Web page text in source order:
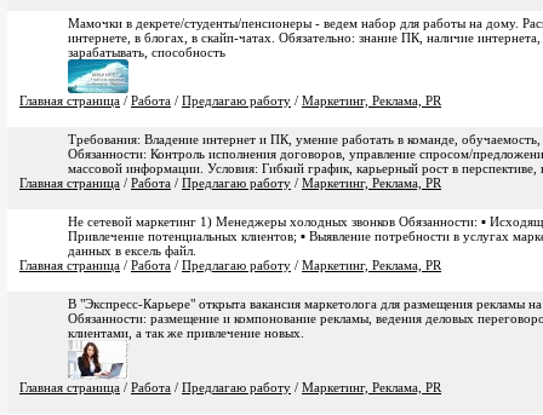
Мамочки в декрете/студенты/пенсионеры - ведем набор для работы на дому.
интернете, в блогах, в скайп-чатах. Обязательно: знание ПК, наличие
зарабатывать, способность
Главная страница / Работа / Предлагаю работу / Маркетинг, Реклама, PR
Требования: Владение интернет и ПК, умение работать в команде,
Обязанности: Контроль исполнения договоров, управление спросом/
массовой информации. Условия: Гибкий график, карьерный рост в перспективе,
Главная страница / Работа / Предлагаю работу / Маркетинг, Реклама, PR
Не сетевой маркетинг 1) Менеджеры холодных звонков Обязанности: ▪
Привлечение потенциальных клиентов; ▪ Выявление потребности в услугах
данных в ексель файл.
Главная страница / Работа / Предлагаю работу / Маркетинг, Реклама, PR
В "Экспресс-Карьере" открыта вакансия маркетолога для размещения рекламы
Обязанности: размещение и компонование рекламы, ведения деловых
клиентами, а так же привлечение новых.
Главная страница / Работа / Предлагаю работу / Маркетинг, Реклама, PR